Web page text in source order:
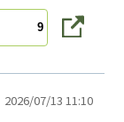
9
2026/07/13 11:10